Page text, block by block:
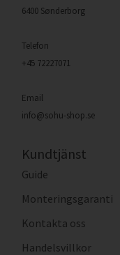
6400 Sønderborg
Telefon
+45 72227071
Email
info@sohu-shop.se
Kundtjänst
Guide
Monteringsgaranti
Kontakta oss
Handelsvillkor